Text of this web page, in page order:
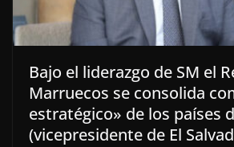
Bajo el liderazgo de SM el
Marruecos se consolida
estratégico» de los países
(vicepresidente de El